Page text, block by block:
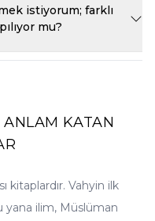
göre en uygun teklifi
göre düzenleriz.
Bu fırsatlardan ilk
abone olabilir, sitemizin
Ayrıca beğendiğiniz
üç aylar ve okula dönüş
istiyorum; farklı
mu?
olarak hediye göndermek
Sipariş notu
paketleme konusundaki
değerlendirilir.
ANLAM KATAN
kitaplardır. Vahyin ilk
yana ilim, Müslüman